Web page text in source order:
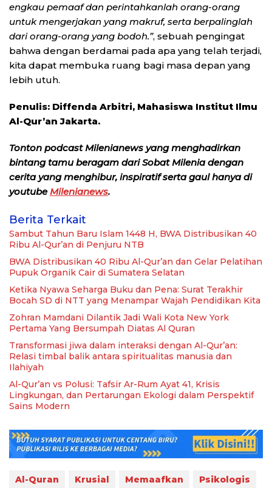
engkau pemaaf dan perintahkanlah orang-orang
untuk mengerjakan yang makruf, serta berpalinglah
dari orang-orang yang bodoh.”, sebuah pengingat
bahwa dengan berdamai pada apa yang telah terjadi,
kita dapat membuka ruang bagi masa depan yang
lebih utuh.
Penulis: Diffenda Arbitri, Mahasiswa Institut Ilmu
Al-Qur’an Jakarta.
Tonton podcast Milenianews yang menghadirkan
bintang tamu beragam dari Sobat Milenia dengan
cerita yang menghibur, inspiratif serta gaul hanya di
youtubeMilenianews.
Berita Terkait
Sambut Tahun Baru Islam 1448 H, BWA Distribusikan 40
Ribu Al-Qur’an di Penjuru NTB
BWA Distribusikan 40 Ribu Al-Qur’an dan Gelar Pelatihan
Pupuk Organik Cair di Sumatera Selatan
Ketika Nyawa Seharga Buku dan Pena: Surat Terakhir
Bocah SD di NTT yang Menampar Wajah Pendidikan Kita
Zohran Mamdani Dilantik Jadi Wali Kota New York
Pertama Yang Bersumpah Diatas Al Quran
Transformasi jiwa dalam interaksi dengan Al-Qur’an:
Relasi timbal balik antara spiritualitas manusia dan
Ilahiyah
Al-Qur’an vs Polusi: Tafsir Ar-Rum Ayat 41, Krisis
Lingkungan, dan Pertarungan Ekologi dalam Perspektif
Sains Modern
Al-Quran Krusial Memaafkan Psikologis